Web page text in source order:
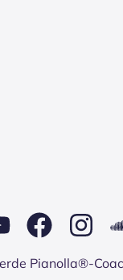
Pianolla®-